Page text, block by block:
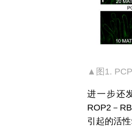
▲图1.
进一步还
ROP2－
引起的活